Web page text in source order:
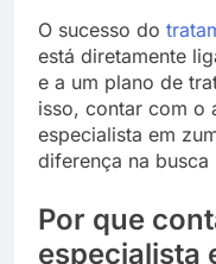
O sucesso do
está diretamente
e a um plano de
isso, contar com o
especialista em
diferença na
Por que
especialista